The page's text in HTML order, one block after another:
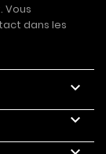
Vous
dans les

